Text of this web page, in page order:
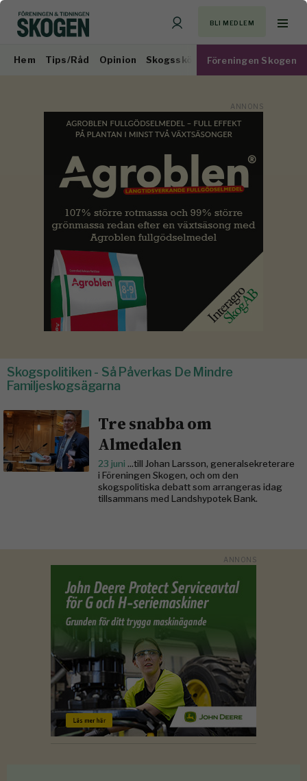
BLI MEDLEM
Hem Tips/Råd Opinion Skogsskötsel Virkesmarknad
Föreningen Skogen
Skogspolitiken - Så Påverkas De Mindre
Familjeskogsägarna
Tre snabba om
Almedalen
23 juni ...till Johan Larsson, generalsekreterare
i Föreningen Skogen, och om den
skogspolitiska debatt som arrangeras idag
tillsammans med Landshypotek Bank.